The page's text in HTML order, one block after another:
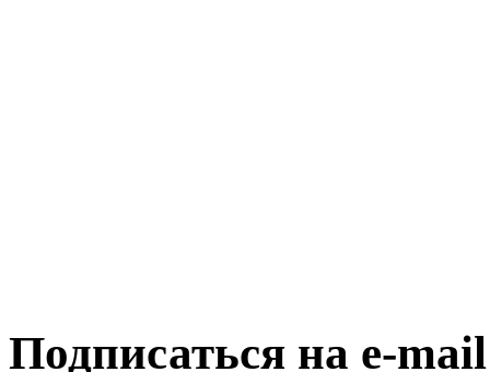
Подписаться на e-